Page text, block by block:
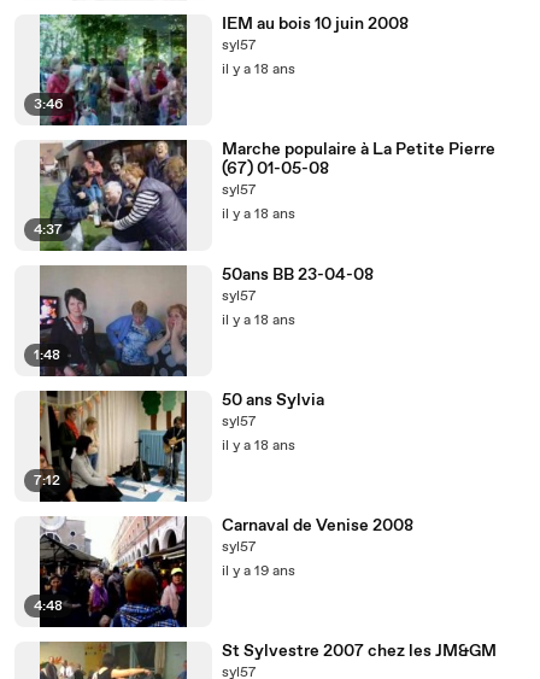
3:46
IEM au bois 10 juin 2008
syl57
il y a 18 ans
4:37
Marche populaire à La Petite Pierre
(67) 01-05-08
syl57
il y a 18 ans
1:48
50ans BB 23-04-08
syl57
il y a 18 ans
7:12
50 ans Sylvia
syl57
il y a 18 ans
4:48
Carnaval de Venise 2008
syl57
il y a 19 ans
St Sylvestre 2007 chez les JM&GM
syl57